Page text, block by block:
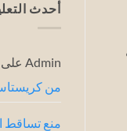
على
3
طرق
أحدث
Admin على
من
منع تساقط